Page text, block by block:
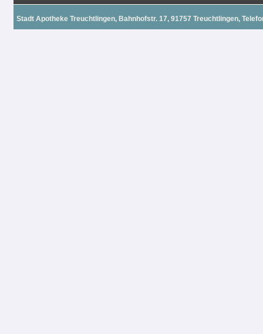
Stadt Apotheke Treuchtlingen, Bahnhofstr. 17, 91757 Treuchtlingen,